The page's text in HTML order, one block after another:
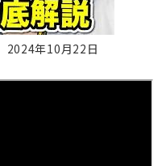
2024年10月22日